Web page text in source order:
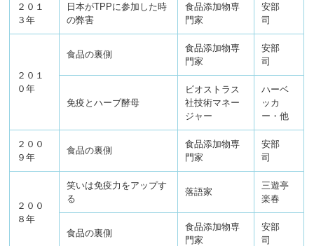
２０１
３年
日本がTPPに参加した時
の弊害
食品添加物専
門家
安部
司
２０１
０年
食品の裏側
食品添加物専
門家
安部
司
免疫とハーブ酵母
ビオストラス
社技術マネー
ジャー
ハーベ
ッカ
ー・他
２００
９年
食品の裏側
食品添加物専
門家
安部
司
２００
８年
笑いは免疫力をアップす
る
落語家
三遊亭
楽春
食品の裏側
食品添加物専
門家
安部
司